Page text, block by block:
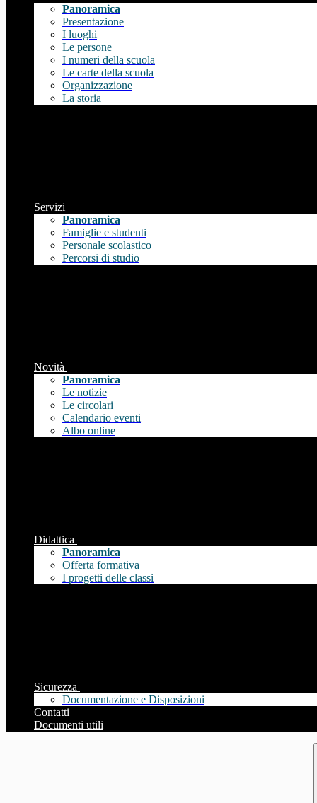
Panoramica
Presentazione
I luoghi
Le persone
I numeri della scuola
Le carte della scuola
Organizzazione
La storia
Servizi
Panoramica
Famiglie e studenti
Personale scolastico
Percorsi di studio
Novità
Panoramica
Le notizie
Le circolari
Calendario eventi
Albo online
Didattica
Panoramica
Offerta formativa
I progetti delle classi
Sicurezza
Documentazione e Disposizioni
Contatti
Documenti utili